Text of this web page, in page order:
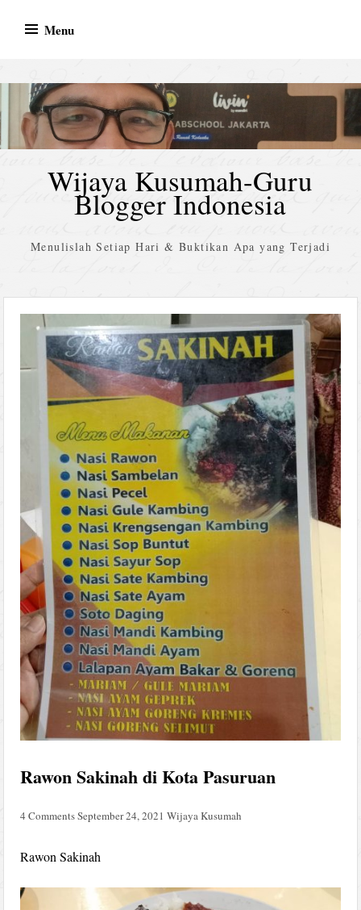
Menu
Wijaya Kusumah-Guru
Blogger Indonesia
Menulislah Setiap Hari & Buktikan Apa yang Terjadi
Rawon Sakinah di Kota Pasuruan
4 CommentsSeptember 24, 2021 Wijaya Kusumah
Rawon Sakinah